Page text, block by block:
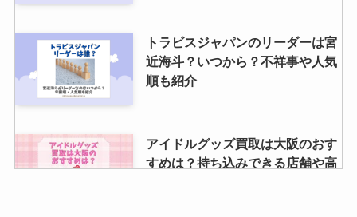
嵐のdvdの買取価格・相場一覧！
トラビスジャパンのリーダーは宮
近海斗？いつから？不祥事や人気
順も紹介
アイドルグッズ買取は大阪のおす
すめは？持ち込みできる店舗や高